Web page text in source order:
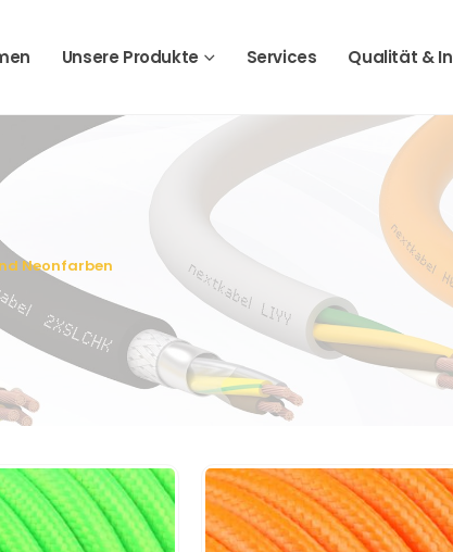
Unsere Produkte Services Qualität &
Neonfarben